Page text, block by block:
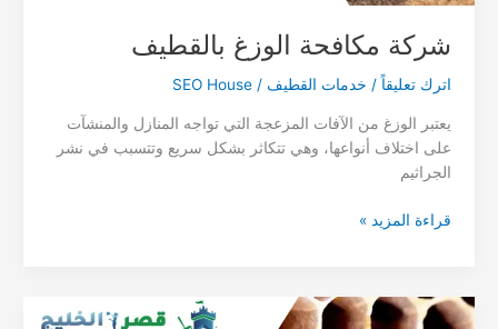
شركة مكافحة الوزغ بالقطيف
اترك تعليقاً / خدمات القطيف /
SEO House
يعتبر الوزغ من الآفات المزعجة التي تواجه المنازل والمنشآت
على اختلاف أنواعها، وهي تتكاثر بشكل سريع وتتسبب في نشر
الجراثيم
شركة
قراءة المزيد »